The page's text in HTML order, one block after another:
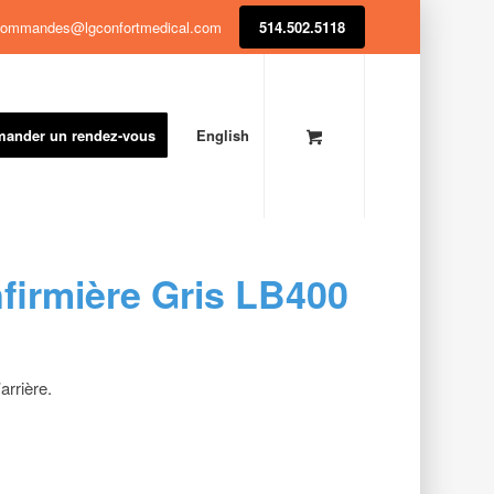
514.502.5118
un rendez-vous English
Gris LB400